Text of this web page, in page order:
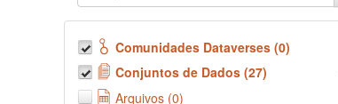
Comunidades Dataverses (0)
Conjuntos de Dados (27)
Arquivos (0)